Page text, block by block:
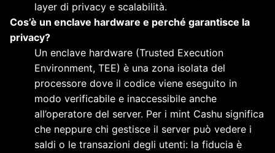
layer di privacy e scalabilità.
Cos’è un enclave hardware e perché garantisce la
privacy?
Un enclave hardware (Trusted Execution
Environment, TEE) è una zona isolata del
processore dove il codice viene eseguito in
modo verificabile e inaccessibile anche
all’operatore del server. Per i mint Cashu significa
che neppure chi gestisce il server può vedere i
saldi o le transazioni degli utenti: la fiducia è